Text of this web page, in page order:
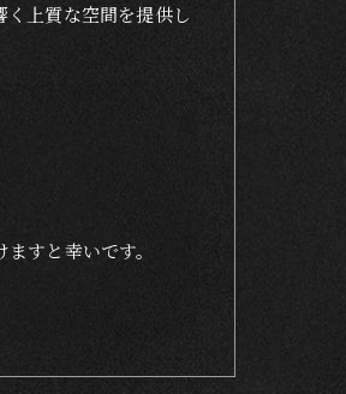
上質な空間を提供し
すと幸いです。